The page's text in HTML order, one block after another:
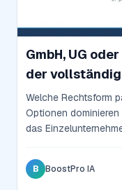
GmbH, UG
der
Welche Rechtsform
Optionen
das
Steuersätzen,
B BoostPro IA